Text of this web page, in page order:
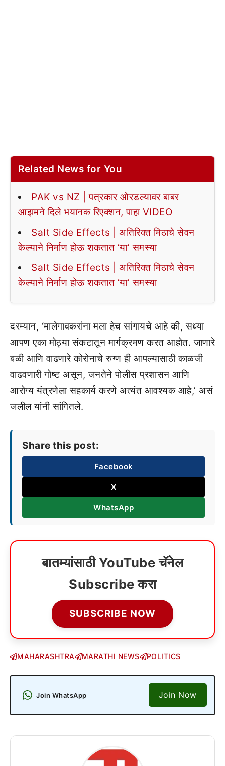
Related News for You
PAK vs NZ | पत्रकार ओरडल्यावर बाबर
आझमने दिले भयानक रिएक्शन, पाहा VIDEO
Salt Side Effects | अतिरिक्त मिठाचे सेवन
केल्याने निर्माण होऊ शकतात ‘या’ समस्या
Salt Side Effects | अतिरिक्त मिठाचे सेवन
केल्याने निर्माण होऊ शकतात ‘या’ समस्या
दरम्यान, ‘मालेगावकरांना मला हेच सांगायचे आहे की, सध्या
आपण एका मोठ्या संकटातून मार्गक्रमण करत आहोत. जाणारे
बळी आणि वाढणारे कोरोनाचे रुग्ण ही आपल्यासाठी काळजी
वाढवणारी गोष्ट असून, जनतेने पोलीस प्रशासन आणि
आरोग्य यंत्रणेला सहकार्य करणे अत्यंत आवश्यक आहे,’ असं
जलील यांनी सांगितले.
Share this post:
Facebook
X
WhatsApp
बातम्यांसाठी YouTube चॅनेल
Subscribe करा
SUBSCRIBE NOW
MAHARASHTRA MARATHI NEWS POLITICS
Join WhatsApp Join Now